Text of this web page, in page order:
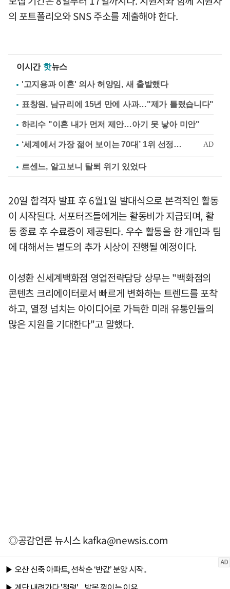
의 포트폴리오와 SNS 주소를 제출해야 한다.
이시간 핫뉴스
'고지용과 이혼' 의사 허양임, 새 출발했다
표창원, 남규리에 15년 만에 사과…"제가 틀렸습니다"
하리수 "이혼 내가 먼저 제안…아기 못 낳아 미안"
르센느, 알고보니 탈퇴 위기 있었다
20일 합격자 발표 후 6월1일 발대식으로 본격적인 활동
이 시작된다. 서포터즈들에게는 활동비가 지급되며, 활
동 종료 후 수료증이 제공된다. 우수 활동을 한 개인과 팀
에 대해서는 별도의 추가 시상이 진행될 예정이다.
이성환 신세계백화점 영업전략담당 상무는 "백화점의
콘텐츠 크리에이터로서 빠르게 변화하는 트렌드를 포착
하고, 열정 넘치는 아이디어로 가득한 미래 유통인들의
많은 지원을 기대한다"고 말했다.
◎공감언론 뉴시스kafka@newsis.com